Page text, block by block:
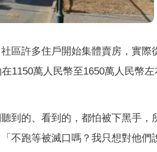
區許多住戶開始集體賣房，實際
1150萬人民幣至1650萬人民幣
到的、看到的，都怕被下黑手，
不跑等被滅口嗎？我只想對他們